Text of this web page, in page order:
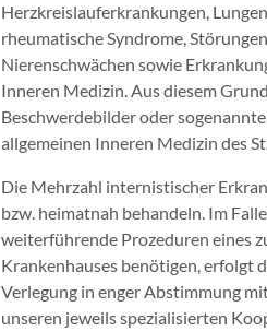
Herzkreislauferkrankungen,
rheumatische Syndrome,
Nierenschwächen sowie
Inneren Medizin. Aus diesem
Beschwerdebilder oder
allgemeinen Inneren Medizin des
Die Mehrzahl internistischer
bzw. heimatnah behandeln. Im
weiterführende Prozeduren eines
Krankenhauses benötigen, erfolgt
Verlegung in enger Abstimmung
unseren jeweils spezialisierten